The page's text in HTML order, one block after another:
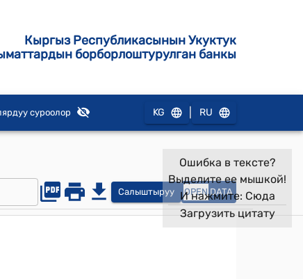
Кыргыз Республикасынын Укуктук
борборлоштурулган банкы
суроолор KG RU
Салыштыруу OPEN DATA
Ошибка в тексте?
Выделите ее мышкой!
И нажмите: Сюда
Загрузить цитату